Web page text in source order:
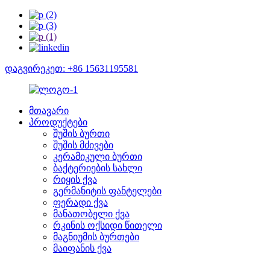
დაგვირეკეთ: +86 15631195581
მთავარი
პროდუქტები
შუშის ბურთი
შუშის მძივები
კერამიკული ბურთი
ბაქტერიების სახლი
რიყის ქვა
გერმანიტის ფანტელები
ფერადი ქვა
მანათობელი ქვა
რკინის ოქსიდი წითელი
მაგნიუმის ბურთები
მაიფანის ქვა